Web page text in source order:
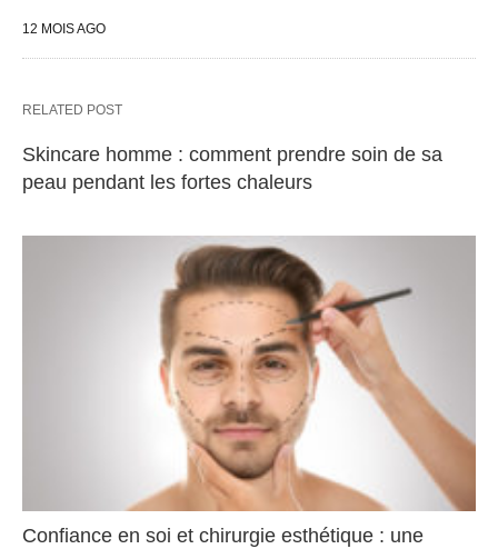
12 MOIS AGO
RELATED POST
Skincare homme : comment prendre soin de sa
peau pendant les fortes chaleurs
Confiance en soi et chirurgie esthétique : une